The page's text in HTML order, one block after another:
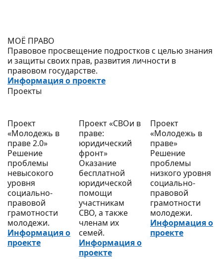
МОЁ ПРАВО
Правовое просвещение подростков с целью знания
и защиты своих прав, развития личности в
правовом государстве.
Информация о проекте
Проекты
Проект
«Молодежь в
праве 2.0»
Решение
проблемы
невысокого
уровня
социально-
правовой
грамотности
молодежи.
Информация о
проекте
Проект «СВОи в
праве:
юридический
фронт»
Оказание
бесплатной
юридической
помощи
участникам
СВО, а также
членам их
семей.
Информация о
проекте
Проект
«Молодежь в
праве»
Решение
проблемы
низкого уровня
социально-
правовой
грамотности
молодежи.
Информация о
проекте